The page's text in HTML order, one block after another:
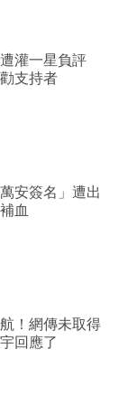
灌一星負評
支持者
安簽名」遭出
血
！網傳未取得
回應了